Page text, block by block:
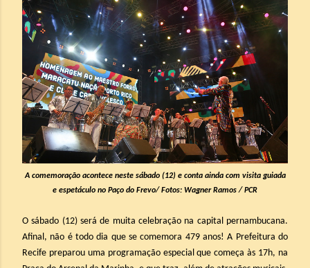
A comemoração acontece neste sábado (12) e conta ainda com visita guiada
e espetáculo no Paço do Frevo/ Fotos: Wagner Ramos / PCR
O sábado (12) será de muita celebração na capital pernambucana.
Afinal, não é todo dia que se comemora 479 anos! A Prefeitura do
Recife preparou uma programação especial que começa às 17h, na